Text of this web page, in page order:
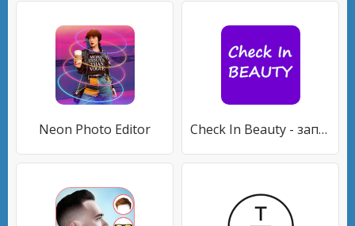
Neon Photo Editor Check In Beauty - запись клиентов